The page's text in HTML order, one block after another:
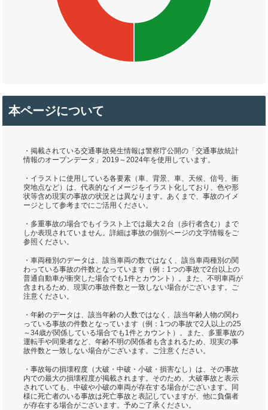
本ページについて
・掲載されている交通事故発生情報は警察庁公開の「交通事故統計
情報のオープンデータ」2019～2024年を使用しています。
・イラストに使用している各要素（車、背景、車、天候、信号、衝
突地点など）は、代表的なイメージをイラスト化しており、色や形
状等含め現実の事故の状況とは異なります。あくまで、事故のイメ
ージとして参考までにご活用ください。
・多重事故の場合でもイラスト上では最大２台（歩行者含む）まで
しか表現されていません。詳細は事故の個別ページの文字情報をご
参照ください。
・車両種別のデータは、該当車両の数ではなく、該当車両種別の関
わっている事故の件数となっています（例：1つの事故で2台以上の
普通自動車が衝突した場合でも1件とカウント）。また、不明車両が
含まれるため、現実の事故件数と一致しない場合がございます。ご
注意ください。
・年齢のデータは、該当年齢の人数ではなく、該当年齢人物の関わ
っている事故の件数となっています（例：1つの事故で2人以上の25
～34歳が関係している場合でも1件とカウント）。また、多重事故の
運転手や同乗者など、年齢不明の関係者も含まれるため、現実の事
故件数と一致しない場合がございます。ご注意ください。
・事故毎の損壊程度（大破・中破・小破・損害なし）は、その事故
内での最大の損壊程度が掲載されます。そのため、大破事故と表示
されていても、中破や小破の車両が存在する場合がございます。同
様に死亡者のいる事故は死亡事故と表記していますが、他に負傷者
が存在する場合がございます。予めご了承ください。